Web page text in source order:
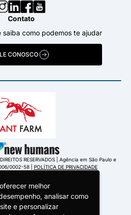
melhor
analisar como
e personalizar
melhor
analisar como
e personalizar
melhor
analisar como
e personalizar
Contato
saiba como podemos te ajudar
CONOSCO
RESERVADOS | Agência em São Paulo e
0002-58 | POLÍTICA DE PRIVACIDADE